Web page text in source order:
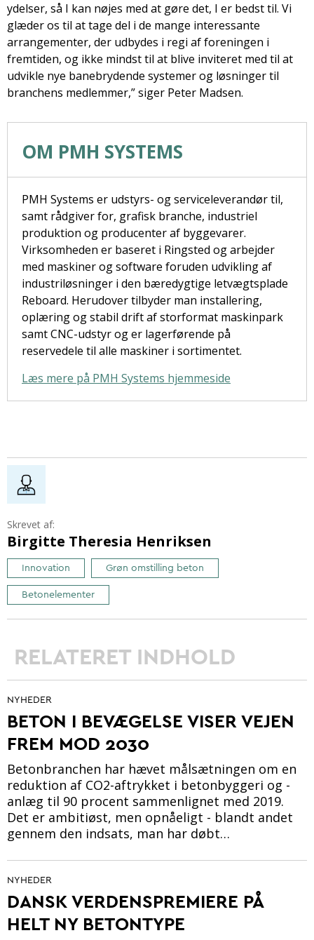
ydelser, så I kan nøjes med at gøre det, I er bedst til. Vi
glæder os til at tage del i de mange interessante
arrangementer, der udbydes i regi af foreningen i
fremtiden, og ikke mindst til at blive inviteret med til at
udvikle nye banebrydende systemer og løsninger til
branchens medlemmer,” siger Peter Madsen.
OM PMH SYSTEMS
PMH Systems er udstyrs- og serviceleverandør til,
samt rådgiver for, grafisk branche, industriel
produktion og producenter af byggevarer.
Virksomheden er baseret i Ringsted og arbejder
med maskiner og software foruden udvikling af
industriløsninger i den bæredygtige letvægtsplade
Reboard. Herudover tilbyder man installering,
oplæring og stabil drift af storformat maskinpark
samt CNC-udstyr og er lagerførende på
reservedele til alle maskiner i sortimentet.
Læs mere på PMH Systems hjemmeside
Skrevet af:
Birgitte Theresia Henriksen
Innovation Grøn omstilling beton
Betonelementer
RELATERET INDHOLD
NYHEDER
BETON I BEVÆGELSE VISER VEJEN
FREM MOD 2030
Betonbranchen har hævet målsætningen om en
reduktion af CO2-aftrykket i betonbyggeri og -
anlæg til 90 procent sammenlignet med 2019.
Det er ambitiøst, men opnåeligt - blandt andet
gennem den indsats, man har døbt…
NYHEDER
DANSK VERDENSPREMIERE PÅ
HELT NY BETONTYPE